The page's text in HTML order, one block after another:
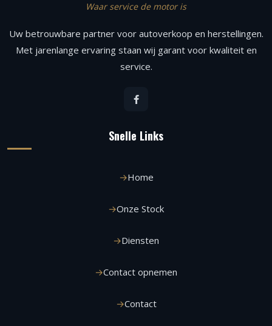
Waar service de motor is
Uw betrouwbare partner voor autoverkoop en herstellingen.
Met jarenlange ervaring staan wij garant voor kwaliteit en
service.
Snelle Links
Home
Onze Stock
Diensten
Contact opnemen
Contact